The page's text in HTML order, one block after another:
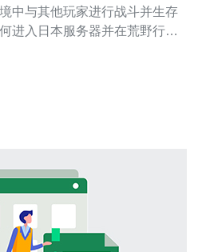
中与其他玩家进行战斗并生存
进入日本服务器并在荒野行动
非常快，这意味着你可以享受